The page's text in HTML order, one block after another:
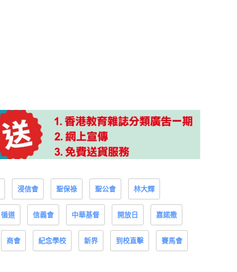
浸信會 聖保祿 聖公會 林大輝
循道 信義會 中華基督 開放日 嘉諾撒
商會 紀念學校 新界 到校直擊 賽馬會